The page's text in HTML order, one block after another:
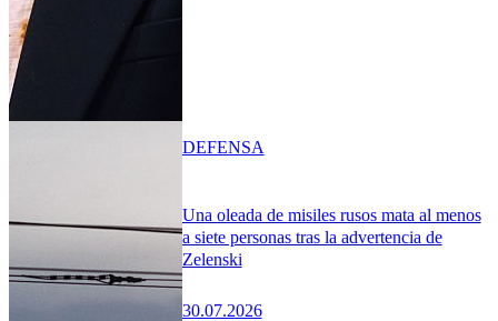
Una oleada de misiles rusos mata al menos
a siete personas tras la advertencia de
Zelenski
30.07.2026
DEFENSA